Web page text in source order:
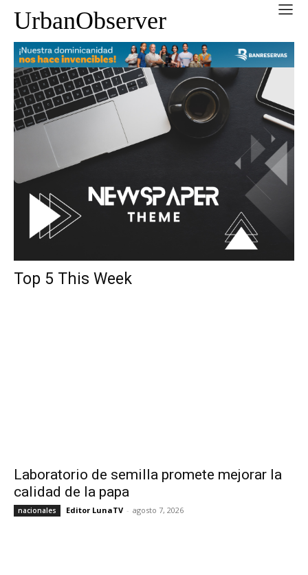
UrbanObserver
Top 5 This Week
Laboratorio de semilla promete mejorar la
calidad de la papa
nacionales Editor LunaTV - agosto 7, 2026